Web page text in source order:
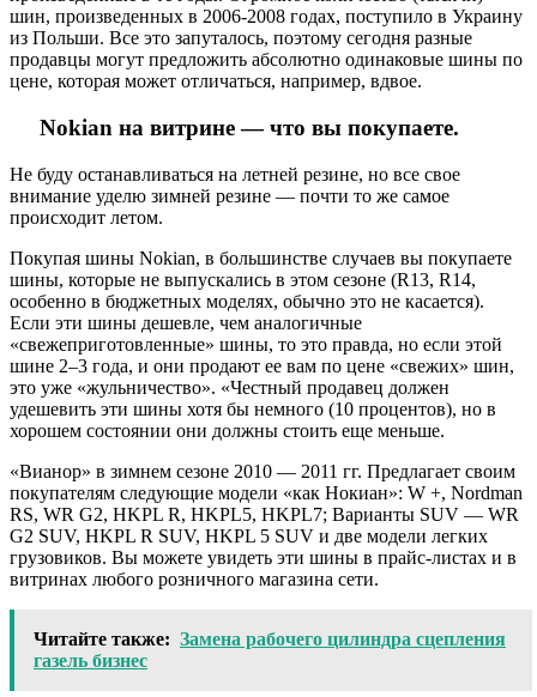
шин, произведенных в 2006-2008 годах, поступило в Украину
из Польши. Все это запуталось, поэтому сегодня разные
продавцы могут предложить абсолютно одинаковые шины по
цене, которая может отличаться, например, вдвое.
Nokian на витрине — что вы покупаете.
Не буду останавливаться на летней резине, но все свое
внимание уделю зимней резине — почти то же самое
происходит летом.
Покупая шины Nokian, в большинстве случаев вы покупаете
шины, которые не выпускались в этом сезоне (R13, R14,
особенно в бюджетных моделях, обычно это не касается).
Если эти шины дешевле, чем аналогичные
«свежеприготовленные» шины, то это правда, но если этой
шине 2–3 года, и они продают ее вам по цене «свежих» шин,
это уже «жульничество». «Честный продавец должен
удешевить эти шины хотя бы немного (10 процентов), но в
хорошем состоянии они должны стоить еще меньше.
«Вианор» в зимнем сезоне 2010 — 2011 гг. Предлагает своим
покупателям следующие модели «как Нокиан»: W +, Nordman
RS, WR G2, HKPL R, HKPL5, HKPL7; Варианты SUV — WR
G2 SUV, HKPL R SUV, HKPL 5 SUV и две модели легких
грузовиков. Вы можете увидеть эти шины в прайс-листах и ​​в
витринах любого розничного магазина сети.
Читайте также: Замена рабочего цилиндра сцепления
газель бизнес